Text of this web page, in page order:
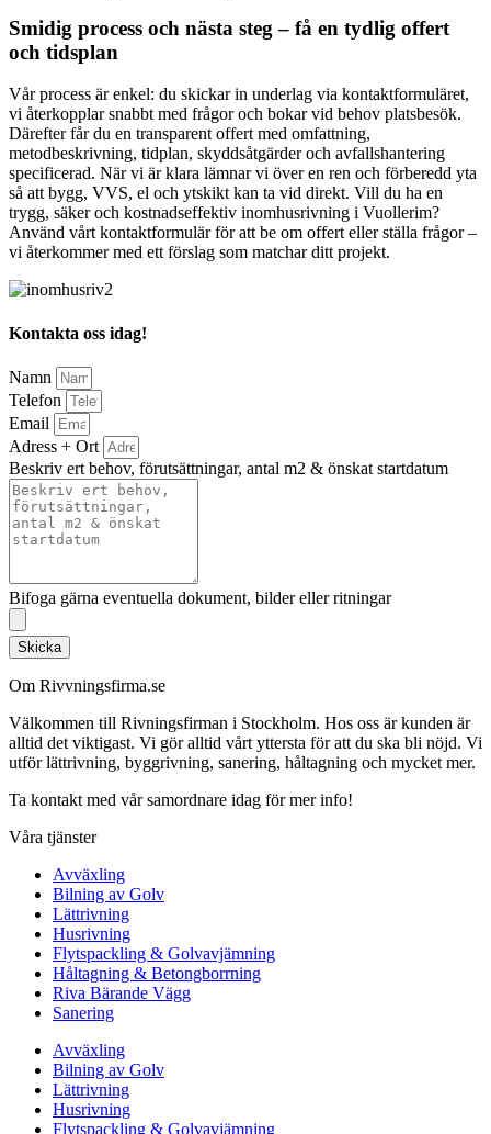
Smidig process och nästa steg – få en tydlig offert
och tidsplan
Vår process är enkel: du skickar in underlag via kontaktformuläret,
vi återkopplar snabbt med frågor och bokar vid behov platsbesök.
Därefter får du en transparent offert med omfattning,
metodbeskrivning, tidplan, skyddsåtgärder och avfallshantering
specificerad. När vi är klara lämnar vi över en ren och förberedd yta
så att bygg, VVS, el och ytskikt kan ta vid direkt. Vill du ha en
trygg, säker och kostnadseffektiv inomhusrivning i Vuollerim?
Använd vårt kontaktformulär för att be om offert eller ställa frågor –
vi återkommer med ett förslag som matchar ditt projekt.
Kontakta oss idag!
Namn
Telefon
Email
Adress + Ort
Beskriv ert behov, förutsättningar, antal m2 & önskat startdatum
Bifoga gärna eventuella dokument, bilder eller ritningar
Skicka
Om Rivvningsfirma.se
Välkommen till Rivningsfirman i Stockholm. Hos oss är kunden är
alltid det viktigast. Vi gör alltid vårt yttersta för att du ska bli nöjd. Vi
utför lättrivning, byggrivning, sanering, håltagning och mycket mer.
Ta kontakt med vår samordnare idag för mer info!
Våra tjänster
Avväxling
Bilning av Golv
Lättrivning
Husrivning
Flytspackling & Golvavjämning
Håltagning & Betongborrning
Riva Bärande Vägg
Sanering
Avväxling
Bilning av Golv
Lättrivning
Husrivning
Flytspackling & Golvavjämning